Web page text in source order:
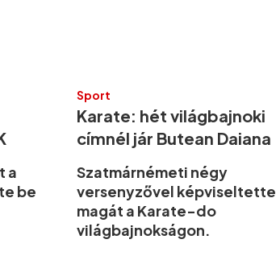
a
be
Sport
Karate: hét világbajnoki
címnél jár Butean Daiana
Szatmárnémeti négy
versenyzővel képviseltette
magát a Karate-do
világbajnokságon.